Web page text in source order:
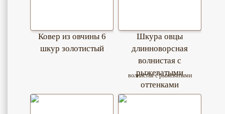
Ковер из овчины 6
шкур золотистый
Шкура овцы
длинноворсная
волнистая с
рыжеватыми
оттенками